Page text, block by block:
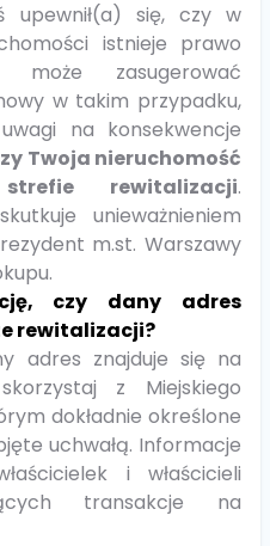
upewnił(a) się, czy w
istnieje prawo
może zasugerować
w takim przypadku,
na konsekwencje
Twoja nieruchomość
rewitalizacji.
unieważnieniem
m.st. Warszawy
czy dany adres
rewitalizacji?
adres znajduje się na
z Miejskiego
dokładnie określone
uchwałą. Informacje
i właścicieli
transakcje na